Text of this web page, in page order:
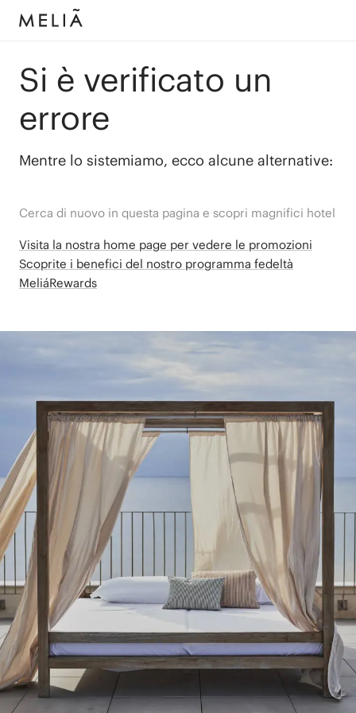
Si è verificato un
errore
Mentre lo sistemiamo, ecco alcune alternative:
Cerca di nuovo in questa pagina e scopri magnifici hotel
Visita la nostra home page per vedere le promozioni
Scoprite i benefici del nostro programma fedeltà
MeliáRewards